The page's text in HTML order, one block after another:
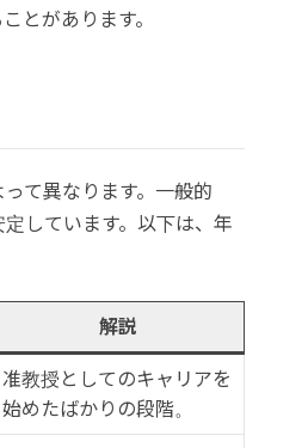
とがあります。
て異なります。一般的
しています。以下は、年
解説
准教授としてのキャリアを
始めたばかりの段階。